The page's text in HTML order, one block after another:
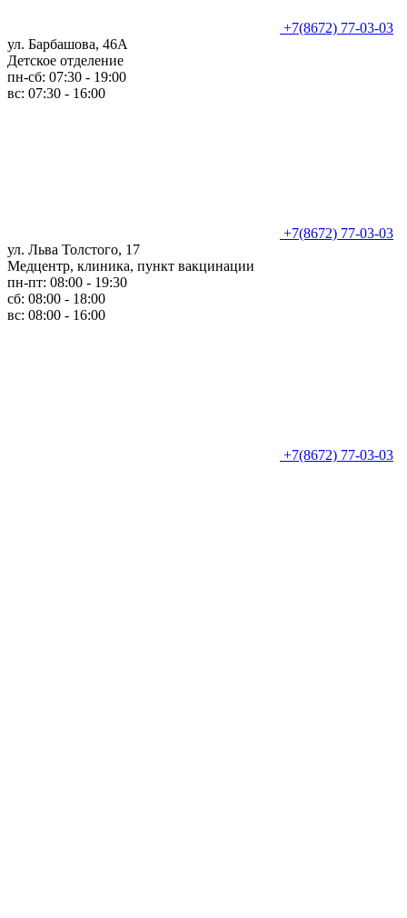
+7(8672) 77-03-03
ул. Барбашова, 46А
Детское отделение
пн-сб: 07:30 - 19:00
вс: 07:30 - 16:00
+7(8672) 77-03-03
ул. Льва Толстого, 17
Медцентр, клиника, пункт вакцинации
пн-пт: 08:00 - 19:30
сб: 08:00 - 18:00
вс: 08:00 - 16:00
+7(8672) 77-03-03